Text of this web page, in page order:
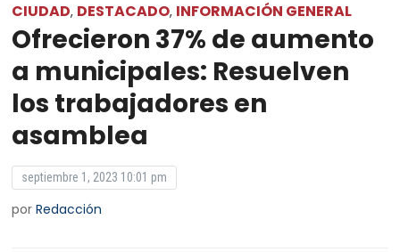
CIUDAD, DESTACADO, INFORMACIÓN GENERAL
Ofrecieron 37% de aumento
a municipales: Resuelven
los trabajadores en
asamblea
septiembre 1, 2023 10:01 pm
porRedacción